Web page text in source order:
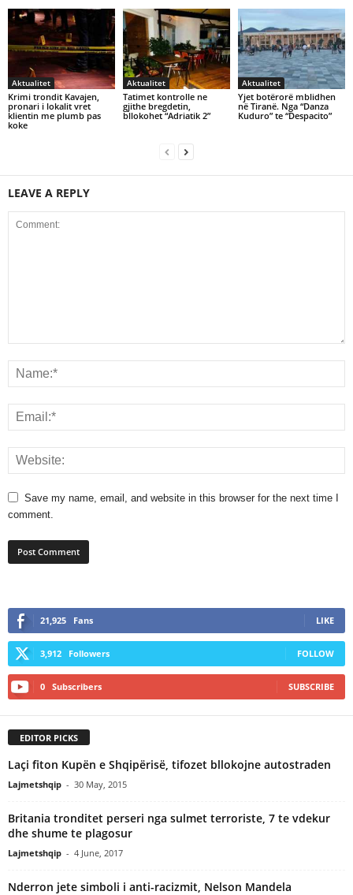
Aktualitet
Krimi trondit Kavajen,
pronari i lokalit vret
klientin me plumb pas
koke
Aktualitet
Tatimet kontrolle ne
gjithe bregdetin,
bllokohet “Adriatik 2”
Aktualitet
Yjet botërorë mblidhen
në Tiranë. Nga “Danza
Kuduro” te “Despacito”
LEAVE A REPLY
Save my name, email, and website in this browser for the next time I
comment.
21,925 Fans LIKE
3,912 Followers FOLLOW
0 Subscribers SUBSCRIBE
EDITOR PICKS
Laçi fiton Kupën e Shqipërisë, tifozet bllokojne autostraden
Lajmetshqip - 30 May, 2015
Britania tronditet perseri nga sulmet terroriste, 7 te vdekur
dhe shume te plagosur
Lajmetshqip - 4 June, 2017
Nderron jete simboli i anti-racizmit, Nelson Mandela